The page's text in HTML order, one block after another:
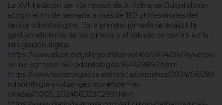
La XVIII edición del «Simposio de A Pobra de Odontoloxía»
acogió el fin de semana a más de 150 profesionales del
sector odontológico. En la primera jornada se analizó la
gestión eficiente de las clínicas y el sábado se centró en la
integración digital.
https://www.elcorreogallego.es/concellos/2024/06/26/
reune-semana-150-odontologos-104329897.html
https://www.lavozdegalicia.es/noticia/barbanza/2024/06/29/
odontologia-analizo-gestion-eficiente-
clinicas/0003_202406B29C2991.htm